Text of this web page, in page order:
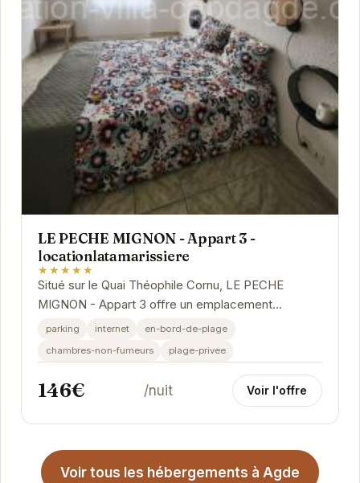
LE PECHE MIGNON - Appart 3 -
locationlatamarissiere
★★★★★
Situé sur le Quai Théophile Cornu, LE PECHE
MIGNON - Appart 3 offre un emplacement
privilégié pour explorer Agde. Avec ses
parking internet
en-bord-de-plage
chambres-non-fumeurs
plage-privee
146€ /nuit Voir l'offre
Voir tous les hébergements à Agde